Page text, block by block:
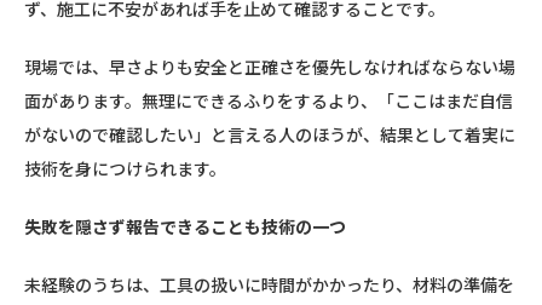
ず、施工に不安があれば手を止めて確認することです。
現場では、早さよりも安全と正確さを優先しなければならない場
面があります。無理にできるふりをするより、「ここはまだ自信
がないので確認したい」と言える人のほうが、結果として着実に
技術を身につけられます。
失敗を隠さず報告できることも技術の一つ
未経験のうちは、工具の扱いに時間がかかったり、材料の準備を